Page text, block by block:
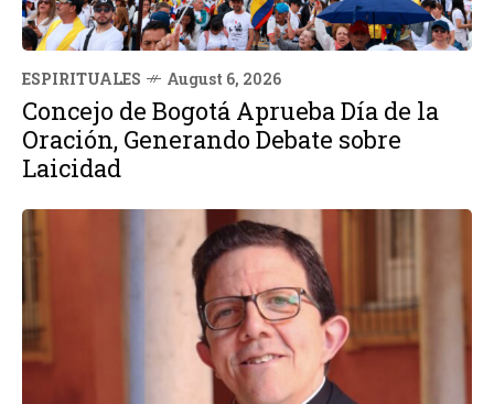
ESPIRITUALES August 6, 2026
Concejo de Bogotá Aprueba Día de la
Oración, Generando Debate sobre
Laicidad